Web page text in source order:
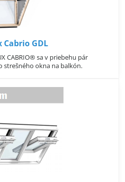
Cabrio GDL
CABRIO® sa v priebehu pár
strešného okna na balkón.